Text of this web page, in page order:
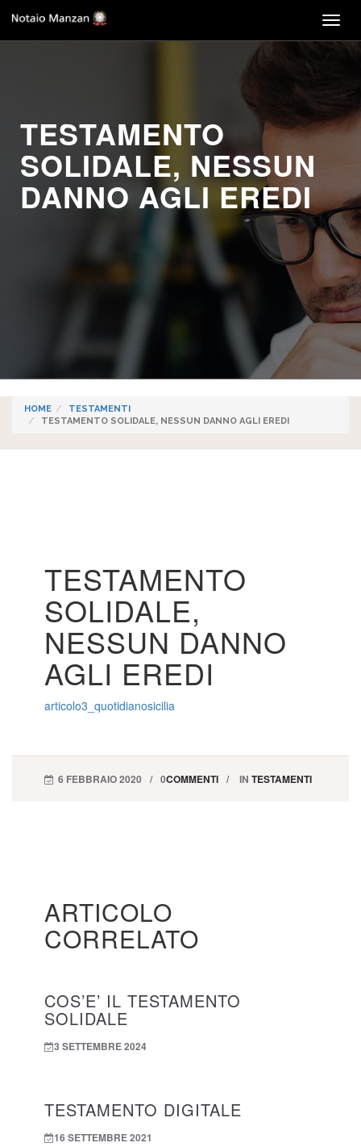
TESTAMENTO
SOLIDALE, NESSUN
DANNO AGLI EREDI
HOME
TESTAMENTI
TESTAMENTO SOLIDALE, NESSUN DANNO AGLI EREDI
TESTAMENTO
SOLIDALE,
NESSUN DANNO
AGLI EREDI
articolo3_quotidianosicilia
6 FEBBRAIO 2020 0COMMENTI IN TESTAMENTI
ARTICOLO
CORRELATO
COS’E’ IL TESTAMENTO
SOLIDALE
3 SETTEMBRE 2024
TESTAMENTO DIGITALE
16 SETTEMBRE 2021